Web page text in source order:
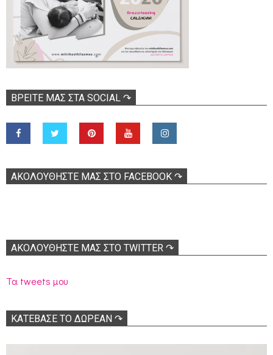
ΒΡΕΊΤΕ ΜΑΣ ΣΤΑ SOCIAL ↷
ΑΚΟΛOΥΘΉΣΤΕ ΜΑΣ ΣΤΟ FACEBOOK ↷
ΑΚΟΛΟΥΘΉΣΤΕ ΜΑΣ ΣΤΟ TWITTER ↷
Τα tweets μου
ΚΑΤΕΒΑΣΕ ΤΟ ΔΩΡΕΑΝ ↷